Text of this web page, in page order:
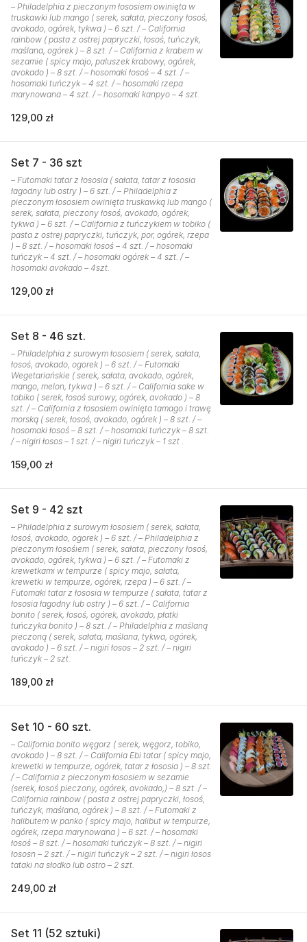
– Philadelphia z pieczonym łososiem owinięta w
truskawki lub mango ( serek, sałata, pieczony łosoś,
avokado, ogórek, tykwa ) – 6 szt. / – California
rainbow ( pasta z ostrej papryczki, łosoś, tuńczyk,
maślana, ogórek ) – 8 szt. / – California z krabem w
sezamie ( spicy majo, paluszek krabowy, ogórek,
avokado ) – 8 szt. / – hosomaki łosoś – 4 szt. / –
hosomaki tuńczyk – 4 szt. / – hosomaki rzepa
marynowana – 4 szt. / – hosomaki kanpyo – 4 szt.
129,00 zł
Set 7 - 36 szt
– Futomaki tatar z łososia ( sałata, tatar z łososia
łagodny lub ostry ) – 6 szt. / – Philadelphia z
pieczonym łososiem owinięta truskawką lub mango (
serek, sałata, pieczony łosoś, avokado, ogórek,
tykwa ) – 6 szt. / – California z tuńczykiem w tobiko (
pasta z ostrej papryczki, tuńczyk, por, ogórek, rzepa
) – 8 szt. / – hosomaki łosoś – 4 szt. / – hosomaki
tuńczyk – 4 szt. / – hosomaki ogórek – 4 szt. / –
hosomaki avokado – 4szt.
129,00 zł
Set 8 - 46 szt.
– Philadelphia z surowym łososiem ( serek, sałata,
łosoś, avokado, ogorek ) – 6 szt. / – Futomaki
Wegetariańskie ( serek, sałata, avokado, ogórek,
mango, melon, tykwa ) – 6 szt. / – California sake w
tobiko ( serek, łosoś surowy, ogórek, avokado ) – 8
szt. / – California z łososiem owinięta tamago i trawę
morską ( serek, łosoś, avokado, ogórek ) – 8 szt. / –
hosomaki łosoś – 8 szt. / – hosomaki tuńczyk – 8 szt.
/ – nigiri łosos – 1 szt. / – nigiri tuńczyk – 1 szt .
159,00 zł
Set 9 - 42 szt
– Philadelphia z surowym łososiem ( serek, sałata,
łosoś, avokado, ogorek ) – 6 szt. / – Philadelphia z
pieczonym łosośiem ( serek, sałata, pieczony łosoś,
avokado, ogórek, tykwa ) – 6 szt. / – Futomaki z
krewetkami w tempurze ( spicy majo, sałata,
krewetki w tempurze, ogórek, rzepa ) – 6 szt. / –
Futomaki tatar z łososia w tempurze ( sałata, tatar z
łososia łagodny lub ostry ) – 6 szt. / – California
bonito ( serek, łosoś, ogórek, avokado, płatki
tuńczyka bonito ) – 8 szt. / – Philadelphia z maślaną
pieczoną ( serek, sałata, maślana, tykwa, ogórek,
avokado ) – 6 szt. / – nigiri łosos – 2 szt. / – nigiri
tuńczyk – 2 szt.
189,00 zł
Set 10 - 60 szt.
– California bonito węgorz ( serek, węgorz, tobiko,
avokado ) – 8 szt. / – California Ebi tatar ( spicy majo,
krewetki w tempurze, ogórek, tatar z łososia ) – 8 szt.
/ – California z pieczonym łososiem w sezamie
(serek, łosoś pieczony, ogórek, avokado,) – 8 szt. / –
California rainbow ( pasta z ostrej papryczki, łosoś,
tuńczyk, maślana, ogórek ) – 8 szt. / – Futomaki z
halibutem w panko ( spicy majo, halibut w tempurze,
ogórek, rzepa marynowana ) – 6 szt. / – hosomaki
łosoś – 8 szt. / – hosomaki tuńczyk – 8 szt. / – nigiri
łososn – 2 szt. / – nigiri tuńczyk – 2 szt. / – nigiri łosos
tataki na słodko lub ostro – 2 szt.
249,00 zł
Set 11 (52 sztuki)